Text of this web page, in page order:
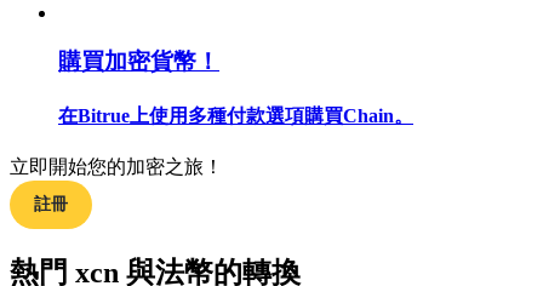
交易策略
學習如何保持盈利
購買加密貨幣！
在Bitrue上使用多種付款選項購買Chain。
立即開始您的加密之旅！
註冊
熱門 xcn 與法幣的轉換